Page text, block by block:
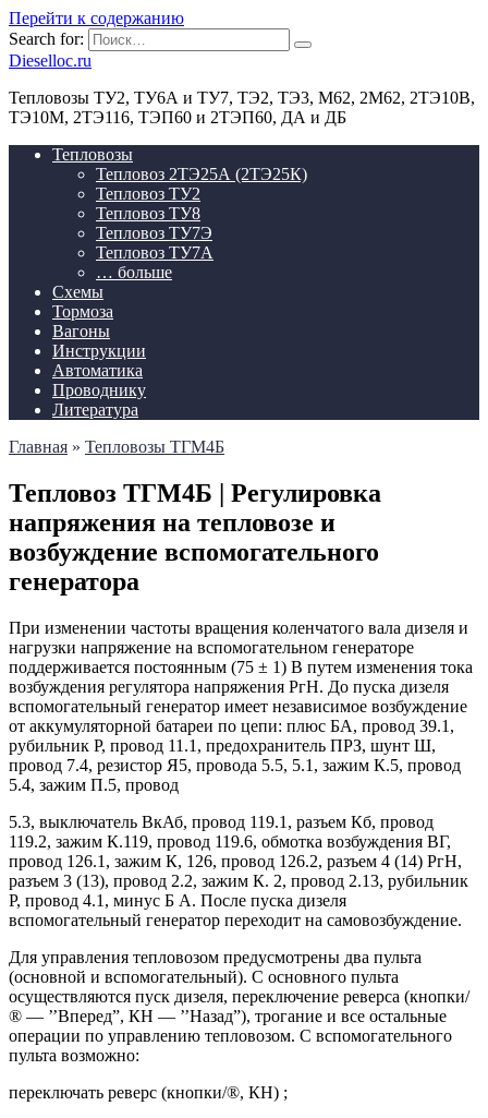
Перейти к содержанию
Search for:
Dieselloc.ru
Тепловозы ТУ2, ТУ6А и ТУ7, ТЭ2, ТЭ3, М62, 2М62, 2ТЭ10В,
ТЭ10М, 2ТЭ116, ТЭП60 и 2ТЭП60, ДА и ДБ
Тепловозы
Тепловоз 2ТЭ25А (2ТЭ25К)
Тепловоз ТУ2
Тепловоз ТУ8
Тепловоз ТУ7Э
Тепловоз ТУ7А
… больше
Схемы
Тормоза
Вагоны
Инструкции
Автоматика
Проводнику
Литература
Главная » Тепловозы ТГМ4Б
Тепловоз ТГМ4Б | Регулировка
напряжения на тепловозе и
возбуждение вспомогательного
генератора
При изменении частоты вращения коленчатого вала дизеля и
нагрузки напряжение на вспомогательном генераторе
поддерживается постоянным (75 ± 1) В путем изменения тока
возбуждения регулятора напряжения РгН. До пуска дизеля
вспомогательный генератор имеет независимое возбуждение
от аккумуляторной батареи по цепи: плюс БА, провод 39.1,
рубильник Р, провод 11.1, предохранитель ПРЗ, шунт Ш,
провод 7.4, резистор Я5, провода 5.5, 5.1, зажим К.5, провод
5.4, зажим П.5, провод
5.3, выключатель ВкАб, провод 119.1, разъем Кб, провод
119.2, зажим К.119, провод 119.6, обмотка возбуждения ВГ,
провод 126.1, зажим К, 126, провод 126.2, разъем 4 (14) РгН,
разъем 3 (13), провод 2.2, зажим К. 2, провод 2.13, рубильник
Р, провод 4.1, минус Б А. После пуска дизеля
вспомогательный генератор переходит на самовозбуждение.
Для управления тепловозом предусмотрены два пульта
(основной и вспомогательный). С основного пульта
осуществляются пуск дизеля, переключение реверса (кнопки/
® — ’’Вперед”, КН — ’’Назад”), трогание и все остальные
операции по управлению тепловозом. С вспомогательного
пульта возможно:
переключать реверс (кнопки/®, КН) ;